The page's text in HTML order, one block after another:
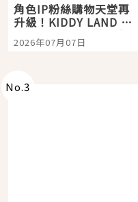
角色IP粉絲購物天堂再
升級！KIDDY LAND 原
宿店吉伊卡哇迎客，新
開幕 OMOKADO 店3分
2026年07月07日
No.3